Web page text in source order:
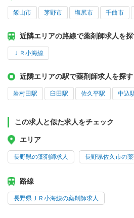
飯山市 茅野市 塩尻市 千曲市
近隣エリアの路線で薬剤師求人を
ＪＲ小海線
近隣エリアの駅で薬剤師求人を探す
岩村田駅 臼田駅 佐久平駅 中込
この求人と似た求人をチェック
エリア
長野県の薬剤師求人 長野県佐久市の
路線
長野県ＪＲ小海線の薬剤師求人